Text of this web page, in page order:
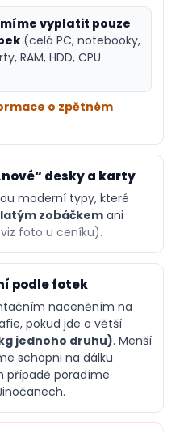
vyplatit pouze
(celá PC, notebooky,
RAM, HDD, CPU
o zpětném
desky a karty
moderní typy, které
zobáčkem ani
foto u ceníku).
podle fotek
naceněním na
pokud jde o větší
jednoho druhu). Menší
schopni na dálku
případě poradíme